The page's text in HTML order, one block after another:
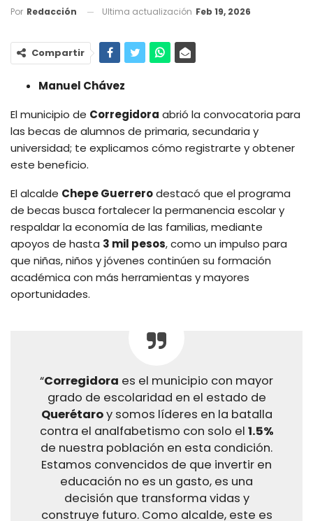
Por Redacción Ultima actualización Feb 19, 2026
Compartir
Manuel Chávez
El municipio de Corregidora abrió la convocatoria para
las becas de alumnos de primaria, secundaria y
universidad; te explicamos cómo registrarte y obtener
este beneficio.
El alcalde Chepe Guerrerodestacó que el programa
de becas busca fortalecer la permanencia escolar y
respaldar la economía de las familias, mediante
apoyos de hasta 3 mil pesos, como un impulso para
que niñas, niños y jóvenes continúen su formación
académica con más herramientas y mayores
oportunidades.
“Corregidora es el municipio con mayor
grado de escolaridad en el estado de
Querétaroy somos líderes en la batalla
contra el analfabetismo con solo el 1.5%
de nuestra población en esta condición.
Estamos convencidos de que invertir en
educación no es un gasto, es una
decisión que transforma vidas y
construye futuro. Como alcalde, este es